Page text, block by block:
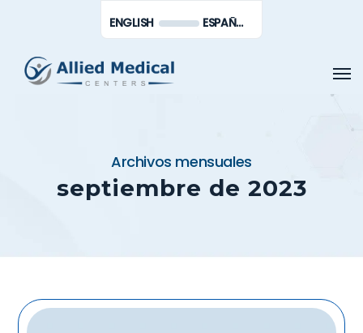
contenido
principal
Archivos mensuales
septiembre de 2023
ENGLISH ESPAÑOL DE MÉXICO